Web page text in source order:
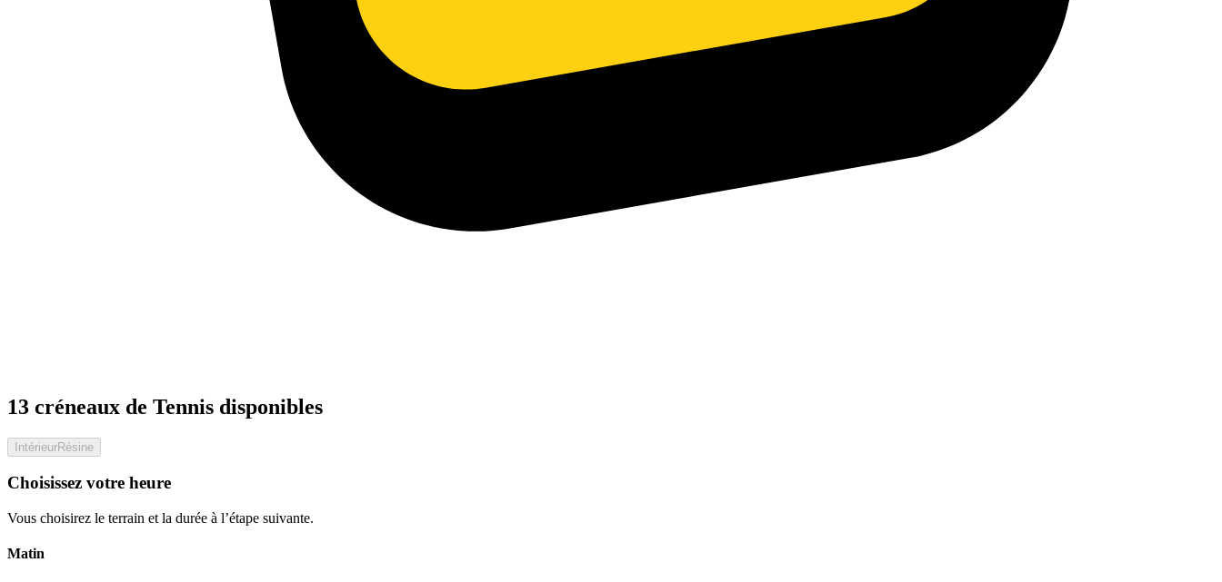
13 créneaux de Tennis disponibles
IntérieurRésine
Choisissez votre heure
Vous choisirez le terrain et la durée à l’étape suivante.
Matin